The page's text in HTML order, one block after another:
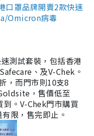
口罩品牌開賣2款快速
Omicron病毒
測試套裝，包括香港
、及V-Chek。
，而門市則10支8
，售價低至
。V-Chek門市購買
限，售完即止。